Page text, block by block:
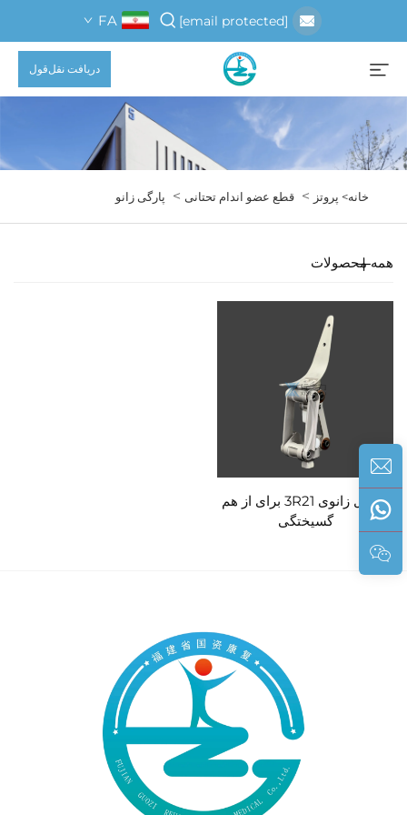
[email protected]
FA
دریافت نقل‌قول
خانه> پروتز > قطع عضو اندام تحتانی> پارگی زانو
همه محصولات
مفصل زانوی 3R21 برای از هم
گسیختگی